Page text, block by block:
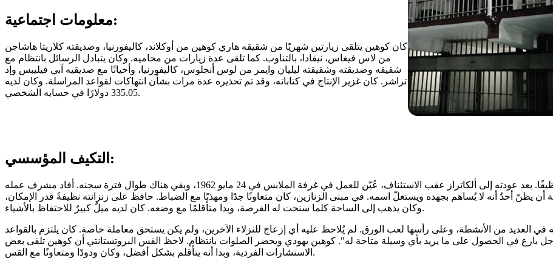
معلومات اجتماعية:
كان كوهين يتلقى زيارتين شهريًا من شقيقه هاري كوهين من أوكلاند، كاليفورنيا، وصديقته كلاريتا هاشاجن
من لاس فيغاس، نيفادا، بالتناوب. كما تلقى عدة زيارات من محاميه. وكان يتبادل الرسائل بانتظام مع
شقيقه وصديقته وشقيقته ليليان وايمر من لوس أنجلوس، كاليفورنيا، وأحيانًا مع صديقيه آبي فيليبس وإد
تراشر. كان غزير الإنتاج في كتاباته، وقد تم تحذيره عدة مرات بشأن انتهاكات لقواعد المراسلة. وكان لديه
335.05 دولارًا في حسابه الشخصي.
التكيف المؤسسي:
لم يُسجّل عليه أي تقصير في أداء واجباته، إذ كان سجله السلوكي نظيفًا. بعد عودته إلى ألكاتراز عقب الاستئناف، عُيّن للعمل في غرفة الملابس في 24 مايو 1962، وبقي هناك طوال فترة سجنه. أفاد مشرف عمله
أن يظنّ أحدٌ أنه لا يُساهم بجهده ويستغلّ اسمه. في مبنى الزنازين، كان متعاونًا جدًا ومهذبًا مع الضباط. حافظ على زنزانته نظيفةً قدر الإمكان،
وكان يذهب إلى الساحة كلما سنحت له الفرصة، وبدا متأقلمًا مع وضعه. كان لديه ميلٌ كبيرٌ للاحتفاظ بالأشياء.
العديد من الأنشطة، وعلى رأسها لعب الورق. لم يُلاحظ عليه أي إزعاج للنزلاء الآخرين، ولم يكن يستحق معاملة خاصة. كان يلتزم بالقواعد
بارع في الحصول على ما يريد بأي وسيلة متاحة له". كوهين يهودي ويحضر الصلوات بانتظام. لاحظ القس البروتستانتي أن كوهين تلقى بعض
الاستشارات الفردية، وبدا أنه يتأقلم بشكل أفضل، وكان ودودًا ومتعاونًا مع القس.